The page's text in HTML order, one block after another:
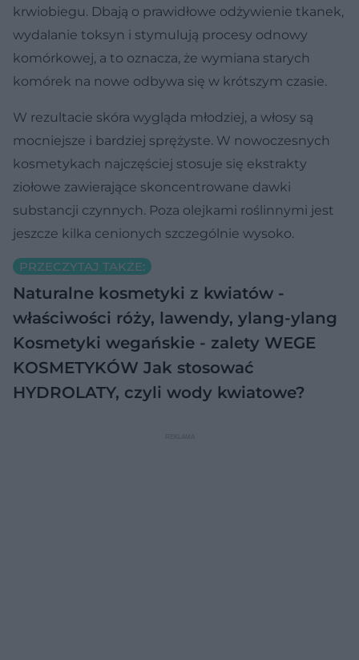
krwiobiegu. Dbają o prawidłowe odżywienie tkanek,
wydalanie toksyn i stymulują procesy odnowy
komórkowej, a to oznacza, że wymiana starych
komórek na nowe odbywa się w krótszym czasie.
W rezultacie skóra wygląda młodziej, a włosy są
mocniejsze i bardziej sprężyste. W nowoczesnych
kosmetykach najczęściej stosuje się ekstrakty
ziołowe zawierające skoncentrowane dawki
substancji czynnych. Poza olejkami roślinnymi jest
jeszcze kilka cenionych szczególnie wysoko.
PRZECZYTAJ TAKŻE:
Naturalne kosmetyki z kwiatów -
właściwości róży, lawendy, ylang-ylang
Kosmetyki wegańskie - zalety WEGE
KOSMETYKÓW Jak stosować
HYDROLATY, czyli wody kwiatowe?